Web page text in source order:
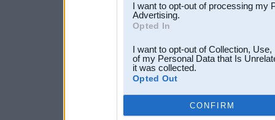
I want to opt-out of processing my
Advertising.
Opted In
I want to opt-out of Collection,
of my Personal Data that Is
it was collected.
Opted Out
CONFIRM